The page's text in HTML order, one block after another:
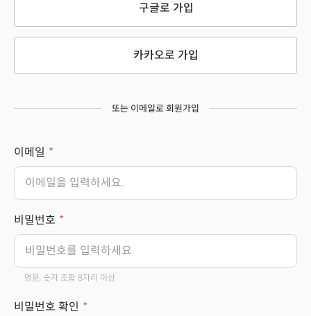
구글로 가입
카카오로 가입
또는 이메일로 회원가입
이메일
비밀번호
영문, 숫자 조합 8자리 이상
비밀번호 확인